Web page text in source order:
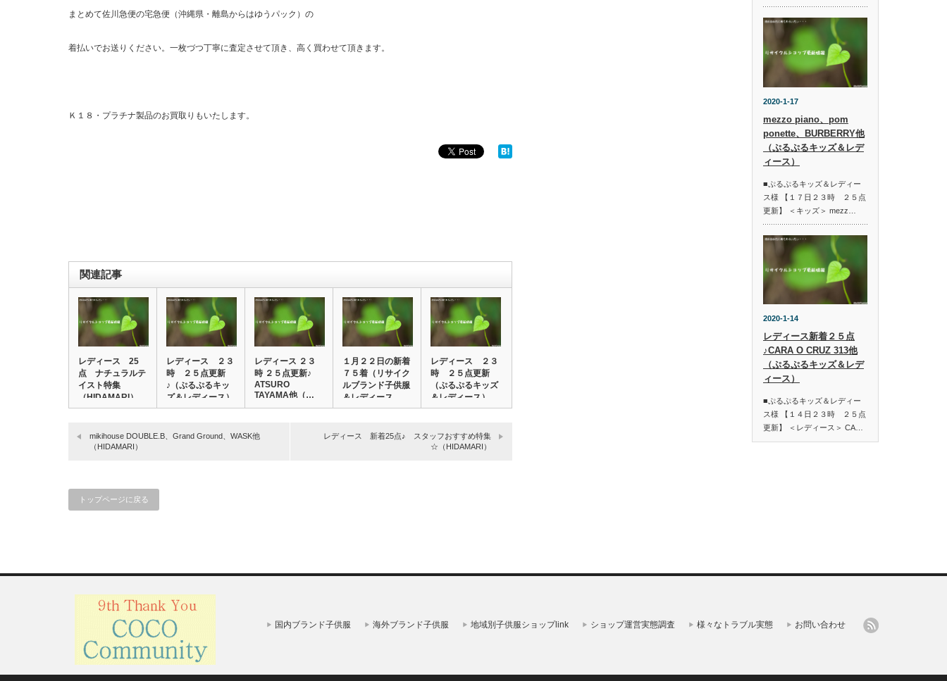
まとめて佐川急便の宅急便（沖縄県・離島からはゆうパック）の
着払いでお送りください。一枚づつ丁寧に査定させて頂き、高く買わせて頂きます。
Ｋ１８・プラチナ製品のお買取りもいたします。
関連記事
レディース 25
点 ナチュラルテ
イスト特集
（HIDAMARI）
レディース ２３
時 ２５点更新
♪（ぷるぷるキッ
ズ＆レディース）
レディース ２３
時 ２５点更新♪
ATSURO
TAYAMA他（…
１月２２日の新着
７５着（リサイク
ルブランド子供服
＆レディース
ア…
レディース ２３
時 ２５点更新
（ぷるぷるキッズ
＆レディース）
mikihouse DOUBLE.B、Grand Ground、WASK他
（HIDAMARI）
レディース 新着25点♪ スタッフおすすめ特集
☆（HIDAMARI）
トップページに戻る
2020-1-17
mezzo piano、pom
ponette、BURBERRY他
（ぷるぷるキッズ＆レデ
ィース）
■ぷるぷるキッズ＆レディー
ス様 【１７日２３時 ２５点
更新】 ＜キッズ＞ mezz…
2020-1-14
レディース新着２５点
♪CARA O CRUZ 313他
（ぷるぷるキッズ＆レデ
ィース）
■ぷるぷるキッズ＆レディー
ス様 【１４日２３時 ２５点
更新】 ＜レディース＞ CA…
国内ブランド子供服 海外ブランド子供服 地域別子供服ショップlink ショップ運営実態調査 様々なトラブル実態 お問い合わせ